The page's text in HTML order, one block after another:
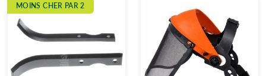
MOINS CHER PAR 2